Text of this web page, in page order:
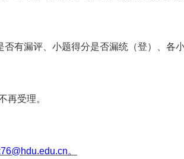
有漏评、小题得分是否漏统（登）、各
再受理。
。